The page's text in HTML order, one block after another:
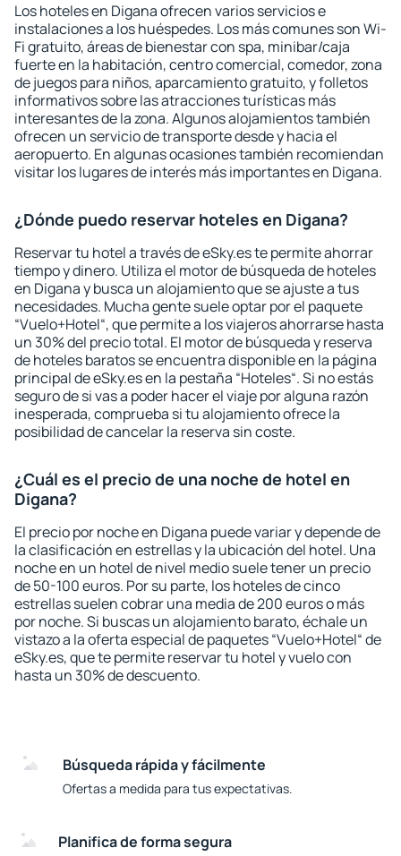
Los hoteles en Digana ofrecen varios servicios e
instalaciones a los huéspedes. Los más comunes son Wi-
Fi gratuito, áreas de bienestar con spa, minibar/caja
fuerte en la habitación, centro comercial, comedor, zona
de juegos para niños, aparcamiento gratuito, y folletos
informativos sobre las atracciones turísticas más
interesantes de la zona. Algunos alojamientos también
ofrecen un servicio de transporte desde y hacia el
aeropuerto. En algunas ocasiones también recomiendan
visitar los lugares de interés más importantes en Digana.
¿Dónde puedo reservar hoteles en Digana?
Reservar tu hotel a través de eSky.es te permite ahorrar
tiempo y dinero. Utiliza el motor de búsqueda de hoteles
en Digana y busca un alojamiento que se ajuste a tus
necesidades. Mucha gente suele optar por el paquete
“Vuelo+Hotel“, que permite a los viajeros ahorrarse hasta
un 30% del precio total. El motor de búsqueda y reserva
de hoteles baratos se encuentra disponible en la página
principal de eSky.es en la pestaña “Hoteles“. Si no estás
seguro de si vas a poder hacer el viaje por alguna razón
inesperada, comprueba si tu alojamiento ofrece la
posibilidad de cancelar la reserva sin coste.
¿Cuál es el precio de una noche de hotel en
Digana?
El precio por noche en Digana puede variar y depende de
la clasificación en estrellas y la ubicación del hotel. Una
noche en un hotel de nivel medio suele tener un precio
de 50-100 euros. Por su parte, los hoteles de cinco
estrellas suelen cobrar una media de 200 euros o más
por noche. Si buscas un alojamiento barato, échale un
vistazo a la oferta especial de paquetes “Vuelo+Hotel“ de
eSky.es, que te permite reservar tu hotel y vuelo con
hasta un 30% de descuento.
Búsqueda rápida y fácilmente
Ofertas a medida para tus expectativas.
Planifica de forma segura